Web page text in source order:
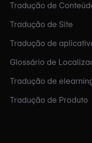
Tradução de
Tradução de Site
Tradução de
Glossário de
Tradução de
Tradução de Produto